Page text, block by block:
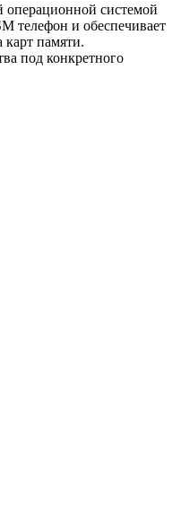
операционной системой
телефон и обеспечивает
памяти.
под конкретного